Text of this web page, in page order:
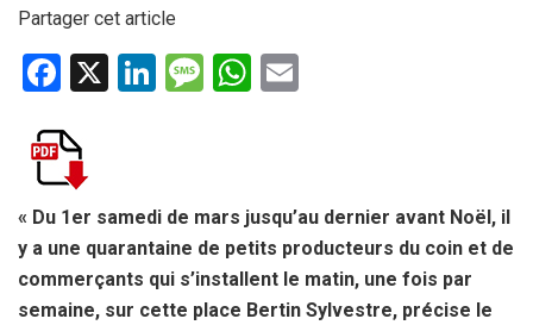
Partager cet article
F
ce
b
o
o
k
X
Li
n
M
g
e
W
A
p
p
« Du 1er samedi de mars jusqu’au dernier avant Noël, il
y a une quarantaine de petits producteurs du coin et de
commerçants qui s’installent le matin, une fois par
semaine, sur cette place Bertin Sylvestre, précise le